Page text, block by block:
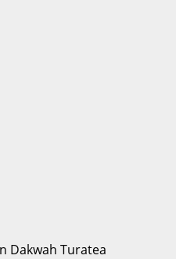
Dakwah Turatea